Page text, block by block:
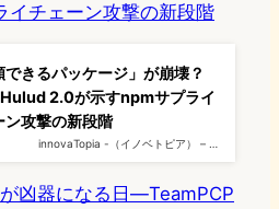
イチェーン攻撃の新段階
できるパッケージ」が崩壊？
2.0が示すnpmサプライ
ン攻撃の新段階
innovaTopia -（イノベトピア） – …
凶器になる日—TeamPCP